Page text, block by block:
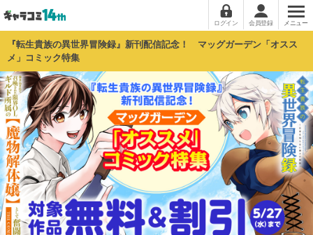
ログイン 会員登録 メニュー
『転生貴族の異世界冒険録』新刊配信記念！ マッグガーデン「オスス
メ」コミック特集